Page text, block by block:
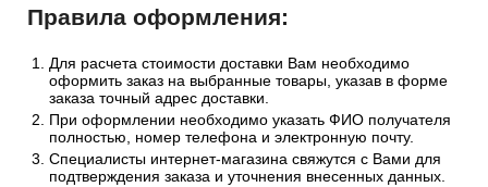
Правила оформления:
Для расчета стоимости доставки Вам необходимо
оформить заказ на выбранные товары, указав в форме
заказа точный адрес доставки.
При оформлении необходимо указать ФИО получателя
полностью, номер телефона и электронную почту.
Специалисты интернет-магазина свяжутся с Вами для
подтверждения заказа и уточнения внесенных данных.